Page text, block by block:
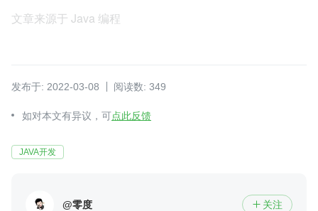
文章来源于 Java 编程
发布于: 2022-03-08 阅读数: 349
如对本文有异议，可点此反馈
JAVA开发
@零度  关注